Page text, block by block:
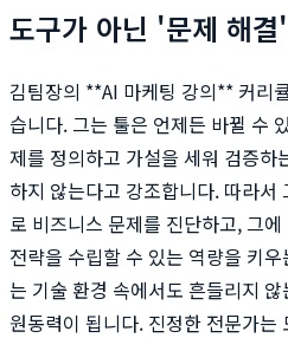
도구가 아닌 '문제 해
김팀장의 **AI 마케팅 강의** 커리
습니다. 그는 툴은 언제든 바뀔 수
제를 정의하고 가설을 세워 검증하
하지 않는다고 강조합니다. 따라서
로 비즈니스 문제를 진단하고, 그
전략을 수립할 수 있는 역량을 키
는 기술 환경 속에서도 흔들리지
원동력이 됩니다. 진정한 전문가는